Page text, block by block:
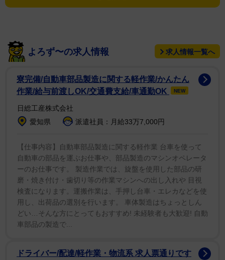
さった全ての関係者の方々、応援してくださった全ての
この電撃報告にファンからは「えっ!?どうしちゃった
の?」「るいくんのおかげで好きになった作品とか仲良
くなれた友達も沢山いて、思い返したら悲しくて涙出て
きました」などと残念がる声も寄せられた。
柳川は1998年2月8日生まれ。今年2月20日に公開され
た木村拓哉主演の映画「教場 Requiem」に時田喜秋役
として出演していた。テレビ朝日系「仮面ライダー
555」のスピンオフ作品「20thパラダイス・リゲイン
ド」などにも出演している。
よろず〜の求人情報 求人情報一覧へ
寮完備/自動車部品製造に関する軽作業/かんたん
作業/給与前渡しOK/交通費支給/車通勤OK
NEW
日総工産株式会社
愛知県
派遣社員：月給33万7,000円
【仕事内容】自動車部品製造に関する軽作業 台車を使って
自動車の部品を運ぶお仕事や、部品製造のマシンオペレータ
ーのお仕事です。 製造作業では、旋盤を使用した部品の研
磨・焼き付け・歯切り等の作業マシンへの出し入れや 目視
検査になります。運搬作業は、手押し台車・エレカなどを使
用し、出荷品の選別を行います。 車体製造はちょっとしん
どい…そんな方にとってもおすすめ! 未経験者も大歓迎! 自動
車部品の製造で...
ドライバー/配達/軽作業・物流系 求人票通りです